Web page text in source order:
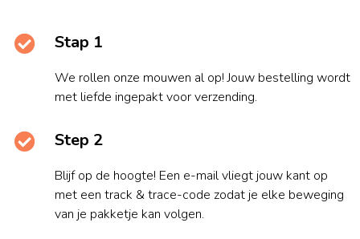
Stap 1
We rollen onze mouwen al op! Jouw bestelling wordt
met liefde ingepakt voor verzending.
Step 2
Blijf op de hoogte! Een e-mail vliegt jouw kant op
met een track & trace-code zodat je elke beweging
van je pakketje kan volgen.